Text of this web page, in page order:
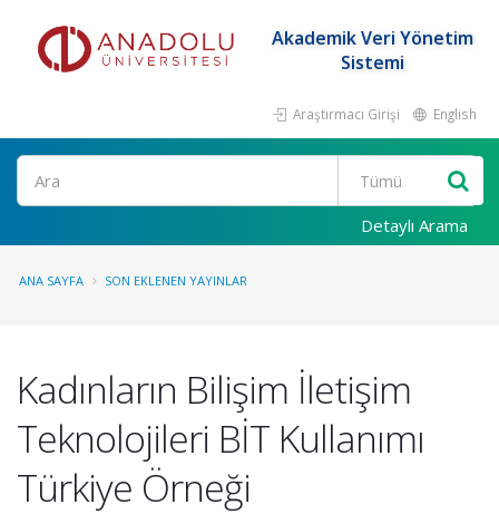
Akademik Veri Yönetim
Sistemi
Araştırmacı Girişi English
Ara
Detaylı Arama
ANA SAYFA SON EKLENEN YAYINLAR
Kadınların Bilişim İletişim
Teknolojileri BİT Kullanımı
Türkiye Örneği